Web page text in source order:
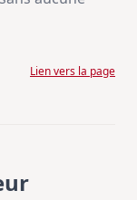
Lien vers la page